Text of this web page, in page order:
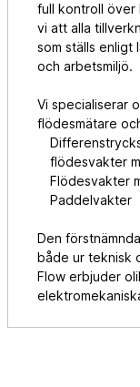
full kontroll över
vi att alla
som ställs enligt
och arbetsmiljö.
Vi specialiserar
flödesmätare
flödesvakter
Flödesvakter
Paddelvakter
Den
både ur teknisk
Flow erbjuder